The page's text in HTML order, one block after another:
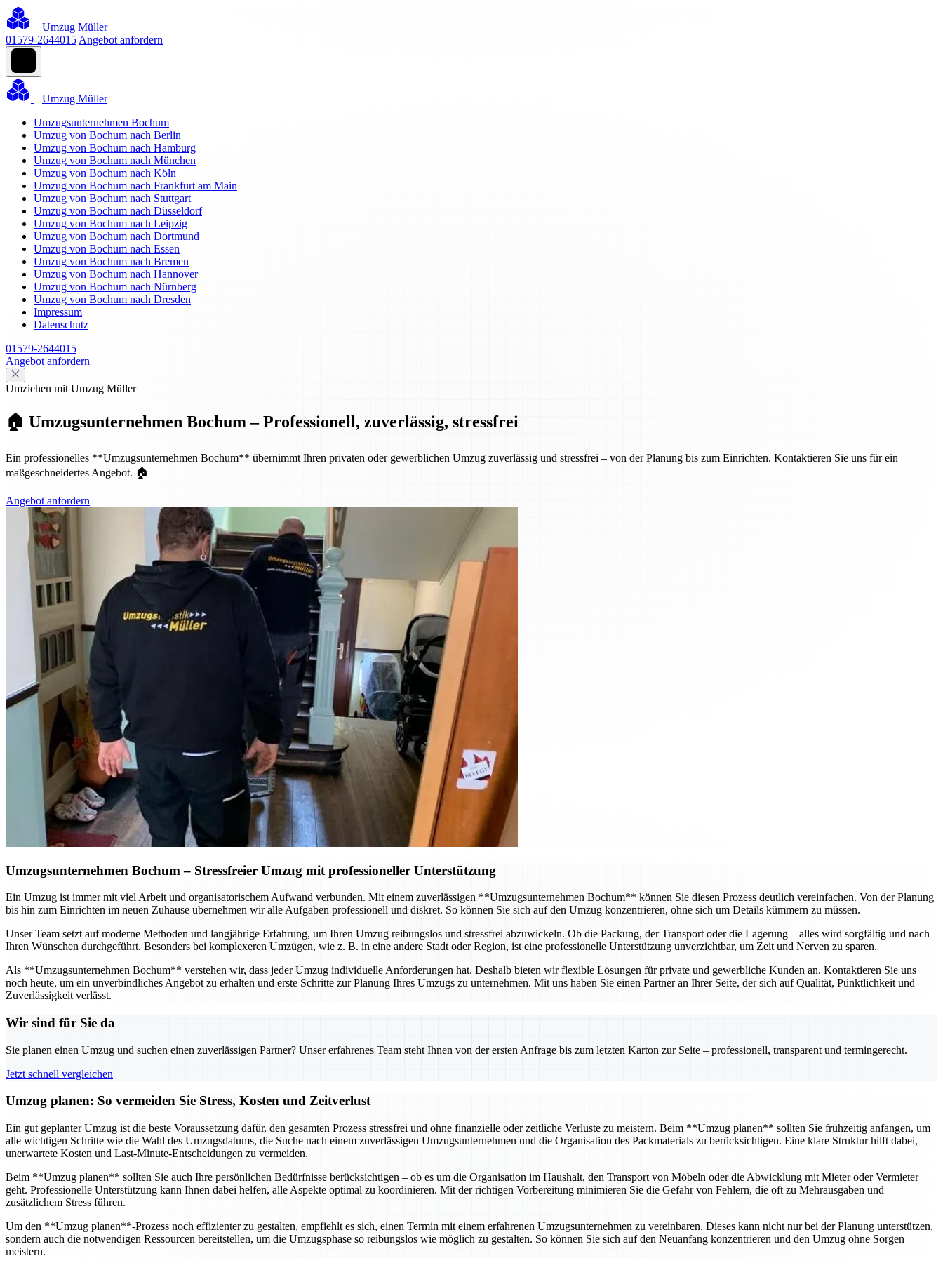
Umzug Müller
01579-2644015 Angebot anfordern
Umzug Müller
Umzugsunternehmen Bochum
Umzug von Bochum nach Berlin
Umzug von Bochum nach Hamburg
Umzug von Bochum nach München
Umzug von Bochum nach Köln
Umzug von Bochum nach Frankfurt am Main
Umzug von Bochum nach Stuttgart
Umzug von Bochum nach Düsseldorf
Umzug von Bochum nach Leipzig
Umzug von Bochum nach Dortmund
Umzug von Bochum nach Essen
Umzug von Bochum nach Bremen
Umzug von Bochum nach Hannover
Umzug von Bochum nach Nürnberg
Umzug von Bochum nach Dresden
Impressum
Datenschutz
01579-2644015
Angebot anfordern
Umziehen mit Umzug Müller
🏠 Umzugsunternehmen Bochum – Professionell, zuverlässig, stressfrei
Ein professionelles **Umzugsunternehmen Bochum** übernimmt Ihren privaten oder gewerblichen Umzug zuverlässig und stressfrei – von der Planung bis zum Einrichten. Kontaktieren Sie uns für ein
maßgeschneidertes Angebot. 🏠
Angebot anfordern
Umzugsunternehmen Bochum – Stressfreier Umzug mit professioneller Unterstützung
Ein Umzug ist immer mit viel Arbeit und organisatorischem Aufwand verbunden. Mit einem zuverlässigen **Umzugsunternehmen Bochum** können Sie diesen Prozess deutlich vereinfachen. Von der Planung
bis hin zum Einrichten im neuen Zuhause übernehmen wir alle Aufgaben professionell und diskret. So können Sie sich auf den Umzug konzentrieren, ohne sich um Details kümmern zu müssen.
Unser Team setzt auf moderne Methoden und langjährige Erfahrung, um Ihren Umzug reibungslos und stressfrei abzuwickeln. Ob die Packung, der Transport oder die Lagerung – alles wird sorgfältig und nach
Ihren Wünschen durchgeführt. Besonders bei komplexeren Umzügen, wie z. B. in eine andere Stadt oder Region, ist eine professionelle Unterstützung unverzichtbar, um Zeit und Nerven zu sparen.
Als **Umzugsunternehmen Bochum** verstehen wir, dass jeder Umzug individuelle Anforderungen hat. Deshalb bieten wir flexible Lösungen für private und gewerbliche Kunden an. Kontaktieren Sie uns
noch heute, um ein unverbindliches Angebot zu erhalten und erste Schritte zur Planung Ihres Umzugs zu unternehmen. Mit uns haben Sie einen Partner an Ihrer Seite, der sich auf Qualität, Pünktlichkeit und
Zuverlässigkeit verlässt.
Wir sind für Sie da
Sie planen einen Umzug und suchen einen zuverlässigen Partner? Unser erfahrenes Team steht Ihnen von der ersten Anfrage bis zum letzten Karton zur Seite – professionell, transparent und termingerecht.
Jetzt schnell vergleichen
Umzug planen: So vermeiden Sie Stress, Kosten und Zeitverlust
Ein gut geplanter Umzug ist die beste Voraussetzung dafür, den gesamten Prozess stressfrei und ohne finanzielle oder zeitliche Verluste zu meistern. Beim **Umzug planen** sollten Sie frühzeitig anfangen, um
alle wichtigen Schritte wie die Wahl des Umzugsdatums, die Suche nach einem zuverlässigen Umzugsunternehmen und die Organisation des Packmaterials zu berücksichtigen. Eine klare Struktur hilft dabei,
unerwartete Kosten und Last-Minute-Entscheidungen zu vermeiden.
Beim **Umzug planen** sollten Sie auch Ihre persönlichen Bedürfnisse berücksichtigen – ob es um die Organisation im Haushalt, den Transport von Möbeln oder die Abwicklung mit Mieter oder Vermieter
geht. Professionelle Unterstützung kann Ihnen dabei helfen, alle Aspekte optimal zu koordinieren. Mit der richtigen Vorbereitung minimieren Sie die Gefahr von Fehlern, die oft zu Mehrausgaben und
zusätzlichem Stress führen.
Um den **Umzug planen**-Prozess noch effizienter zu gestalten, empfiehlt es sich, einen Termin mit einem erfahrenen Umzugsunternehmen zu vereinbaren. Dieses kann nicht nur bei der Planung unterstützen,
sondern auch die notwendigen Ressourcen bereitstellen, um die Umzugsphase so reibungslos wie möglich zu gestalten. So können Sie sich auf den Neuanfang konzentrieren und den Umzug ohne Sorgen
meistern.